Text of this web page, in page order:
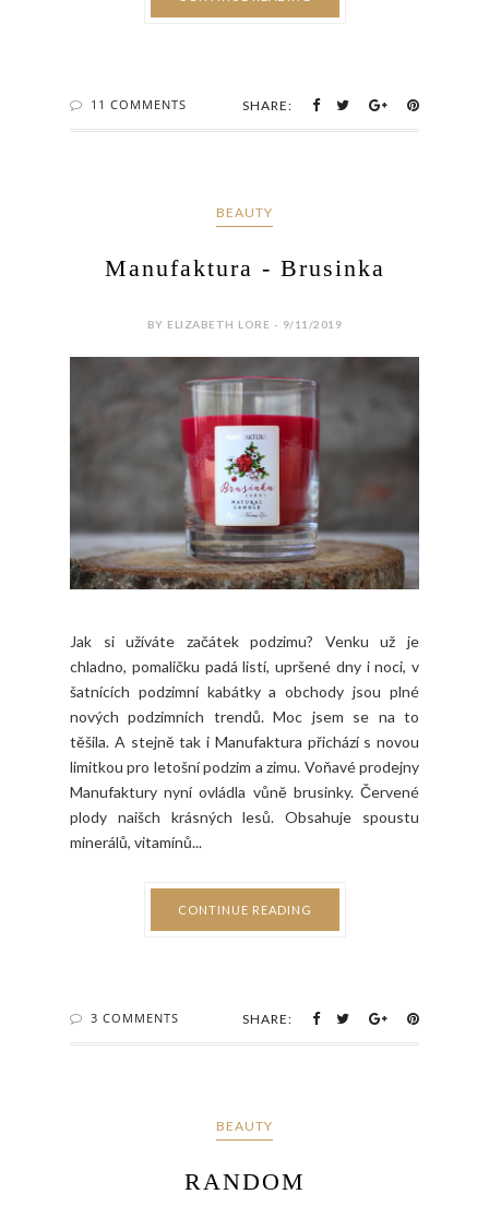
11 COMMENTS SHARE:
BEAUTY
Manufaktura - Brusinka
BY ELIZABETH LORE - 9/11/2019
Jak si užíváte začátek podzimu? Venku už je
chladno, pomaličku padá listí, upršené dny i noci, v
šatnících podzimní kabátky a obchody jsou plné
nových podzimních trendů. Moc jsem se na to
těšila. A stejně tak i Manufaktura přichází s novou
limitkou pro letošní podzim a zimu. Voňavé prodejny
Manufaktury nyní ovládla vůně brusinky. Červené
plody naišch krásných lesů. Obsahuje spoustu
minerálů, vitamínů...
CONTINUE READING
3 COMMENTS SHARE:
BEAUTY
RANDOM